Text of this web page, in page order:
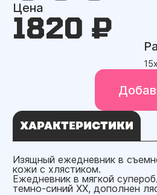
Цена
1820 ₽
ХАРАКТЕРИСТИКИ
Изящный ежедневник в
кожи с хлястиком.
Ежедневник в мягкой
темно-синий ХХ, дополнен